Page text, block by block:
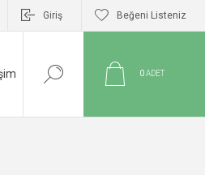
Giriş Beğeni Listeniz
0ADET